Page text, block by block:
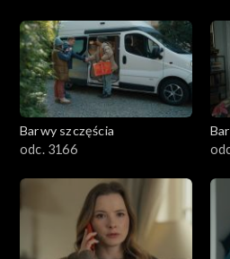
Barwy szczęścia
odc. 3166